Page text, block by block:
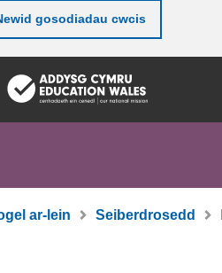
gosodiadau cwcis
ar-lein Seiberdrosedd